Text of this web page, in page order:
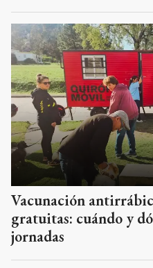
Vacunación
gratuitas: cuándo y
jornadas